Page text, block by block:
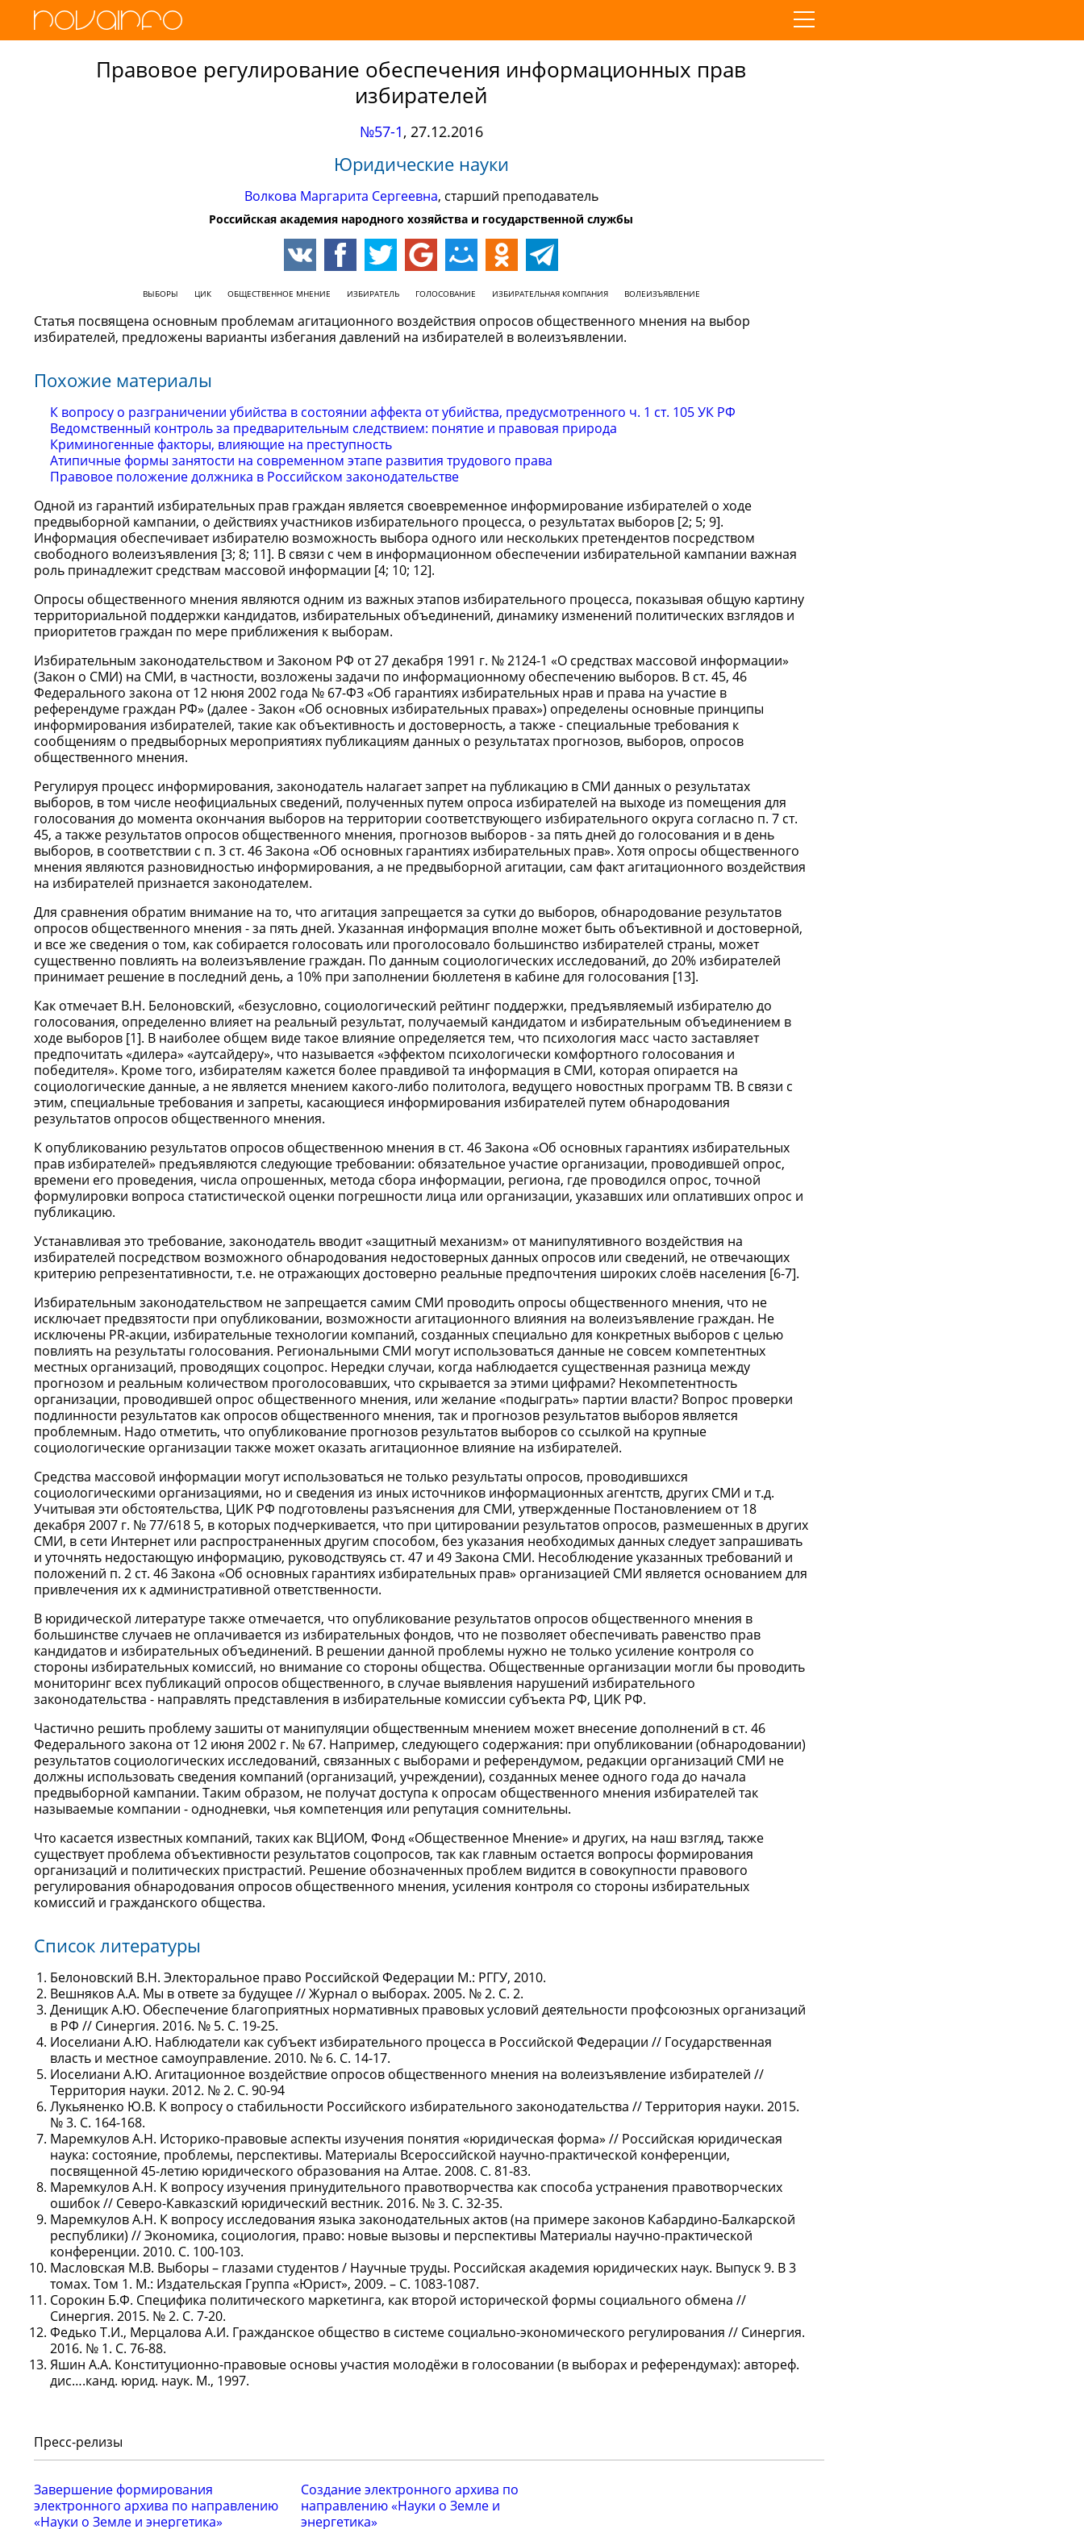
Правовое регулирование обеспечения информационных прав
избирателей
№57-1, 27.12.2016
Юридические науки
Волкова Маргарита Сергеевна, старший преподаватель
Российская академия народного хозяйства и государственной службы
ВЫБОРЫ ЦИК ОБЩЕСТВЕННОЕ МНЕНИЕ ИЗБИРАТЕЛЬ ГОЛОСОВАНИЕ ИЗБИРАТЕЛЬНАЯ КОМПАНИЯ ВОЛЕИЗЪЯВЛЕНИЕ
Статья посвящена основным проблемам агитационного воздействия опросов общественного мнения на выбор
избирателей, предложены варианты избегания давлений на избирателей в волеизъявлении.
Похожие материалы
К вопросу о разграничении убийства в состоянии аффекта от убийства, предусмотренного ч. 1 ст. 105 УК РФ
Ведомственный контроль за предварительным следствием: понятие и правовая природа
Криминогенные факторы, влияющие на преступность
Атипичные формы занятости на современном этапе развития трудового права
Правовое положение должника в Российском законодательстве
Одной из гарантий избирательных прав граждан является своевременное информирование избирателей о ходе
предвыборной кампании, о действиях участников избирательного процесса, о результатах выборов [2; 5; 9].
Информация обеспечивает избирателю возможность выбора одного или нескольких претендентов посредством
свободного волеизъявления [3; 8; 11]. В связи с чем в информационном обеспечении избирательной кампании важная
роль принадлежит средствам массовой информации [4; 10; 12].
Опросы общественного мнения являются одним из важных этапов избирательного процесса, показывая общую картину
территориальной поддержки кандидатов, избирательных объединений, динамику изменений политических взглядов и
приоритетов граждан по мере приближения к выборам.
Избирательным законодательством и Законом РФ от 27 декабря 1991 г. № 2124-1 «О средствах массовой информации»
(Закон о СМИ) на СМИ, в частности, возложены задачи по информационному обеспечению выборов. В ст. 45, 46
Федерального закона от 12 нюня 2002 года № 67-ФЗ «Об гарантиях избирательных нрав и права на участие в
референдуме граждан РФ» (далее - Закон «Об основных избирательных правах») определены основные принципы
информирования избирателей, такие как объективность и достоверность, а также - специальные требования к
сообщениям о предвыборных мероприятиях публикациям данных о результатах прогнозов, выборов, опросов
общественного мнения.
Регулируя процесс информирования, законодатель налагает запрет на публикацию в СМИ данных о результатах
выборов, в том числе неофициальных сведений, полученных путем опроса избирателей на выходе из помещения для
голосования до момента окончания выборов на территории соответствующего избирательного округа согласно п. 7 ст.
45, а также результатов опросов общественного мнения, прогнозов выборов - за пять дней до голосования и в день
выборов, в соответствии с п. 3 ст. 46 Закона «Об основных гарантиях избирательных прав». Хотя опросы общественного
мнения являются разновидностью информирования, а не предвыборной агитации, сам факт агитационного воздействия
на избирателей признается законодателем.
Для сравнения обратим внимание на то, что агитация запрещается за сутки до выборов, обнародование результатов
опросов общественного мнения - за пять дней. Указанная информация вполне может быть объективной и достоверной,
и все же сведения о том, как собирается голосовать или проголосовало большинство избирателей страны, может
существенно повлиять на волеизъявление граждан. По данным социологических исследований, до 20% избирателей
принимает решение в последний день, а 10% при заполнении бюллетеня в кабине для голосования [13].
Как отмечает В.Н. Белоновский, «безусловно, социологический рейтинг поддержки, предъявляемый избирателю до
голосования, определенно влияет на реальный результат, получаемый кандидатом и избирательным объединением в
ходе выборов [1]. В наиболее общем виде такое влияние определяется тем, что психология масс часто заставляет
предпочитать «дилера» «аутсайдеру», что называется «эффектом психологически комфортного голосования и
победителя». Кроме того, избирателям кажется более правдивой та информация в СМИ, которая опирается на
социологические данные, а не является мнением какого-либо политолога, ведущего новостных программ ТВ. В связи с
этим, специальные требования и запреты, касающиеся информирования избирателей путем обнародования
результатов опросов общественного мнения.
К опубликованию результатов опросов общественною мнения в ст. 46 Закона «Об основных гарантиях избирательных
прав избирателей» предъявляются следующие требовании: обязательное участие организации, проводившей опрос,
времени его проведения, числа опрошенных, метода сбора информации, региона, где проводился опрос, точной
формулировки вопроса статистической оценки погрешности лица или организации, указавших или оплативших опрос и
публикацию.
Устанавливая это требование, законодатель вводит «защитный механизм» от манипулятивного воздействия на
избирателей посредством возможного обнародования недостоверных данных опросов или сведений, не отвечающих
критерию репрезентативности, т.е. не отражающих достоверно реальные предпочтения широких слоёв населения [6-7].
Избирательным законодательством не запрещается самим СМИ проводить опросы общественного мнения, что не
исключает предвзятости при опубликовании, возможности агитационного влияния на волеизъявление граждан. Не
исключены PR-акции, избирательные технологии компаний, созданных специально для конкретных выборов с целью
повлиять на результаты голосования. Региональными СМИ могут использоваться данные не совсем компетентных
местных организаций, проводящих соцопрос. Нередки случаи, когда наблюдается существенная разница между
прогнозом и реальным количеством проголосовавших, что скрывается за этими цифрами? Некомпетентность
организации, проводившей опрос общественного мнения, или желание «подыграть» партии власти? Вопрос проверки
подлинности результатов как опросов общественного мнения, так и прогнозов результатов выборов является
проблемным. Надо отметить, что опубликование прогнозов результатов выборов со ссылкой на крупные
социологические организации также может оказать агитационное влияние на избирателей.
Средства массовой информации могут использоваться не только результаты опросов, проводившихся
социологическими организациями, но и сведения из иных источников информационных агентств, других СМИ и т.д.
Учитывая эти обстоятельства, ЦИК РФ подготовлены разъяснения для СМИ, утвержденные Постановлением от 18
декабря 2007 г. № 77/618 5, в которых подчеркивается, что при цитировании результатов опросов, размешенных в других
СМИ, в сети Интернет или распространенных другим способом, без указания необходимых данных следует запрашивать
и уточнять недостающую информацию, руководствуясь ст. 47 и 49 Закона СМИ. Несоблюдение указанных требований и
положений п. 2 ст. 46 Закона «Об основных гарантиях избирательных прав» организацией СМИ является основанием для
привлечения их к административной ответственности.
В юридической литературе также отмечается, что опубликование результатов опросов общественного мнения в
большинстве случаев не оплачивается из избирательных фондов, что не позволяет обеспечивать равенство прав
кандидатов и избирательных объединений. В решении данной проблемы нужно не только усиление контроля со
стороны избирательных комиссий, но внимание со стороны общества. Общественные организации могли бы проводить
мониторинг всех публикаций опросов общественного, в случае выявления нарушений избирательного
законодательства - направлять представления в избирательные комиссии субъекта РФ, ЦИК РФ.
Частично решить проблему зашиты от манипуляции общественным мнением может внесение дополнений в ст. 46
Федерального закона от 12 июня 2002 г. № 67. Например, следующего содержания: при опубликовании (обнародовании)
результатов социологических исследований, связанных с выборами и референдумом, редакции организаций СМИ не
должны использовать сведения компаний (организаций, учреждении), созданных менее одного года до начала
предвыборной кампании. Таким образом, не получат доступа к опросам общественного мнения избирателей так
называемые компании - однодневки, чья компетенция или репутация сомнительны.
Что касается известных компаний, таких как ВЦИОМ, Фонд «Общественное Мнение» и других, на наш взгляд, также
существует проблема объективности результатов соцопросов, так как главным остается вопросы формирования
организаций и политических пристрастий. Решение обозначенных проблем видится в совокупности правового
регулирования обнародования опросов общественного мнения, усиления контроля со стороны избирательных
комиссий и гражданского общества.
Список литературы
Белоновский В.Н. Электоральное право Российской Федерации М.: РГГУ, 2010.
Вешняков А.А. Мы в ответе за будущее // Журнал о выборах. 2005. № 2. С. 2.
Денищик А.Ю. Обеспечение благоприятных нормативных правовых условий деятельности профсоюзных организаций
в РФ // Синергия. 2016. № 5. С. 19-25.
Иоселиани А.Ю. Наблюдатели как субъект избирательного процесса в Российской Федерации // Государственная
власть и местное самоуправление. 2010. № 6. С. 14-17.
Иоселиани А.Ю. Агитационное воздействие опросов общественного мнения на волеизъявление избирателей //
Территория науки. 2012. № 2. С. 90-94
Лукьяненко Ю.В. К вопросу о стабильности Российского избирательного законодательства // Территория науки. 2015.
№ 3. С. 164-168.
Маремкулов А.Н. Историко-правовые аспекты изучения понятия «юридическая форма» // Российская юридическая
наука: состояние, проблемы, перспективы. Материалы Всероссийской научно-практической конференции,
посвященной 45-летию юридического образования на Алтае. 2008. С. 81-83.
Маремкулов А.Н. К вопросу изучения принудительного правотворчества как способа устранения правотворческих
ошибок // Северо-Кавказский юридический вестник. 2016. № 3. С. 32-35.
Маремкулов А.Н. К вопросу исследования языка законодательных актов (на примере законов Кабардино-Балкарской
республики) // Экономика, социология, право: новые вызовы и перспективы Материалы научно-практической
конференции. 2010. С. 100-103.
Масловская М.В. Выборы – глазами студентов / Научные труды. Российская академия юридических наук. Выпуск 9. В 3
томах. Том 1. М.: Издательская Группа «Юрист», 2009. – С. 1083-1087.
Сорокин Б.Ф. Специфика политического маркетинга, как второй исторической формы социального обмена //
Синергия. 2015. № 2. С. 7-20.
Федько Т.И., Мерцалова А.И. Гражданское общество в системе социально-экономического регулирования // Синергия.
2016. № 1. С. 76-88.
Яшин А.А. Конституционно-правовые основы участия молодёжи в голосовании (в выборах и референдумах): автореф.
дис….канд. юрид. наук. М., 1997.
Пресс-релизы
Завершение формирования
электронного архива по направлению
«Науки о Земле и энергетика»
Создание электронного архива по
направлению «Науки о Земле и
энергетика»